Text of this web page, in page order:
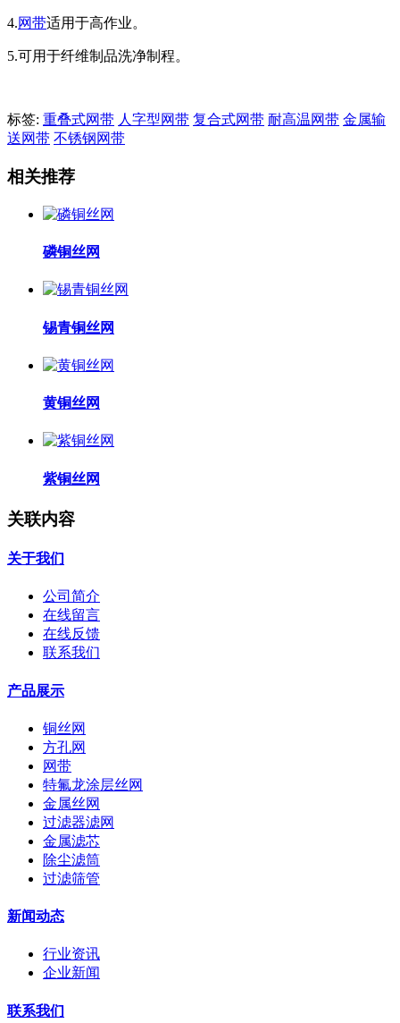
4.网带适用于高作业。
5.可用于纤维制品洗净制程。
标签: 重叠式网带 人字型网带 复合式网带 耐高温网带 金属输
送网带 不锈钢网带
相关推荐
磷铜丝网
锡青铜丝网
黄铜丝网
紫铜丝网
关联内容
关于我们
公司简介
在线留言
在线反馈
联系我们
产品展示
铜丝网
方孔网
网带
特氟龙涂层丝网
金属丝网
过滤器滤网
金属滤芯
除尘滤筒
过滤筛管
新闻动态
行业资讯
企业新闻
联系我们